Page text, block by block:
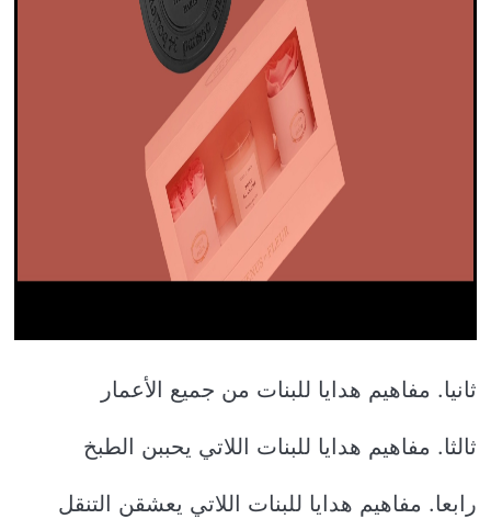
ثانيا. مفاهيم هدايا للبنات من جميع الأعمار
ثالثا. مفاهيم هدايا للبنات اللاتي يحببن الطبخ
رابعا. مفاهيم هدايا للبنات اللاتي يعشقن التنقل